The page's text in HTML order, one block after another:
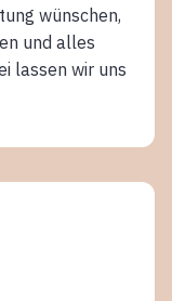
wünschen,
und alles
lassen wir uns